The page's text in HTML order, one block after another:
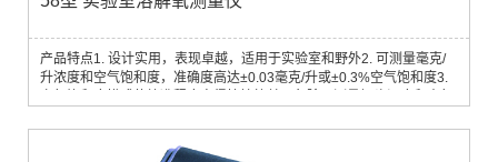
产品特点1. 设计实用，表现卓越，适用于实验室和野外2. 可测量毫克/
升浓度和空气饱和度，准确度高达±0.03毫克/升或±0.3%空气饱和度3.
至20毫克/升或0至200%空气饱和度，特别适合过饱和水样的测量5. 自
动温度补偿，排除了因水温变化所引起的膜渗透系数和氧气溶解度的效